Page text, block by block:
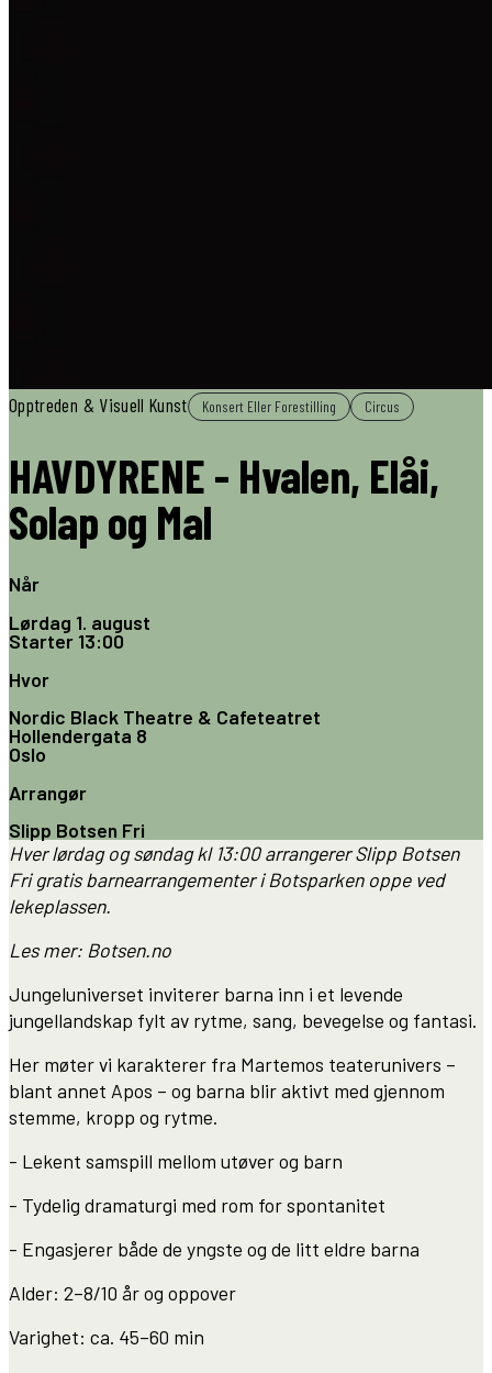
Opptreden & Visuell Kunst Konsert Eller Forestilling Circus
HAVDYRENE - Hvalen, Elåi,
Solap og Mal
Når
Lørdag 1. august
Starter13:00
Hvor
Nordic Black Theatre & Cafeteatret
Hollendergata 8
Oslo
Arrangør
Slipp Botsen Fri
Hver lørdag og søndag kl 13:00 arrangerer Slipp Botsen
Fri gratis barnearrangementer i Botsparken oppe ved
lekeplassen.
Les mer: Botsen.no
Jungeluniverset inviterer barna inn i et levende
jungellandskap fylt av rytme, sang, bevegelse og fantasi.
Her møter vi karakterer fra Martemos teaterunivers –
blant annet Apos – og barna blir aktivt med gjennom
stemme, kropp og rytme.
- Lekent samspill mellom utøver og barn
- Tydelig dramaturgi med rom for spontanitet
- Engasjerer både de yngste og de litt eldre barna
Alder: 2–8/10 år og oppover
Varighet: ca. 45–60 min